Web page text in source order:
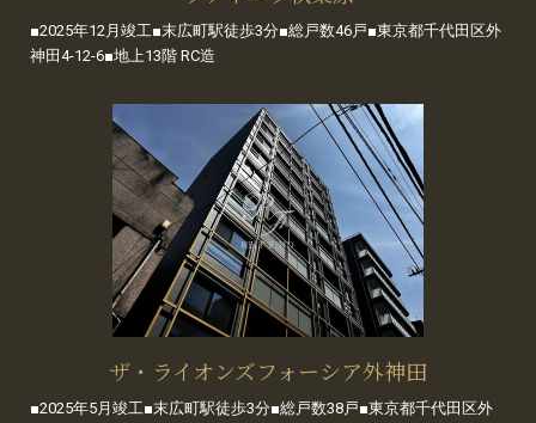
■2025年12月竣工■末広町駅徒歩3分■総戸数46戸■東京都千代田区外
神田4-12-6■地上13階 RC造
ザ・ライオンズフォーシア外神田
■2025年5月竣工■末広町駅徒歩3分■総戸数38戸■東京都千代田区外